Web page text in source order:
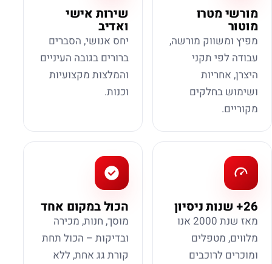
מורשי מטרו
מוטור
מפיץ ומשווק מורשה,
עבודה לפי תקני
היצרן, אחריות
ושימוש בחלקים
מקוריים.
שירות אישי
ואדיב
יחס אנושי, הסברים
ברורים בגובה העיניים
והמלצות מקצועיות
וכנות.
26+ שנות ניסיון
מאז שנת 2000 אנו
מלווים, מטפלים
ומוכרים לרוכבים
הכול במקום אחד
מוסך, חנות, מכירה
ובדיקות – הכול תחת
קורת גג אחת, ללא